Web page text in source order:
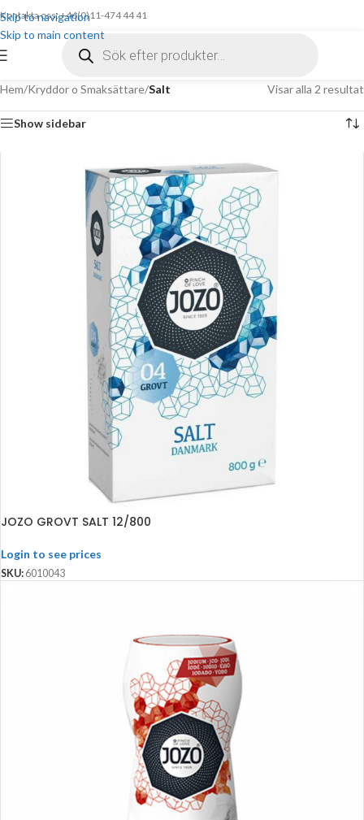
Skip to navigation
Skip to main content
Kontakta oss: +46(0)11-474 44 41
Hem/Kryddor o Smaksättare/Salt Visar alla 2 resultat
Show sidebar
JOZO GROVT SALT 12/800
Login to see prices
SKU: 6010043